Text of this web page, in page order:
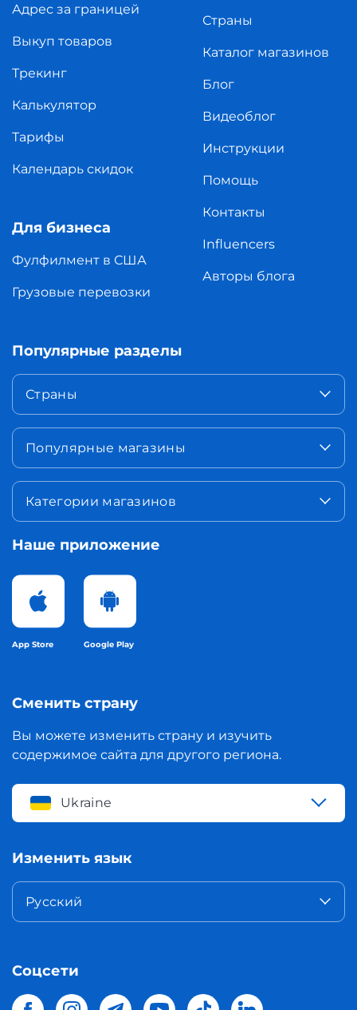
Адрес за границей
Выкуп товаров
Трекинг
Калькулятор
Тарифы
Календарь скидок
Для бизнеса
Фулфилмент в США
Грузовые перевозки
Страны
Каталог магазинов
Блог
Видеоблог
Инструкции
Помощь
Контакты
Influencers
Авторы блога
Популярные разделы
Страны
Популярные магазины
Категории магазинов
Наше приложение
App Store Google Play
Сменить страну
Вы можете изменить страну и изучить
содержимое сайта для другого региона.
Ukraine
Изменить язык
Русский
Соцсети